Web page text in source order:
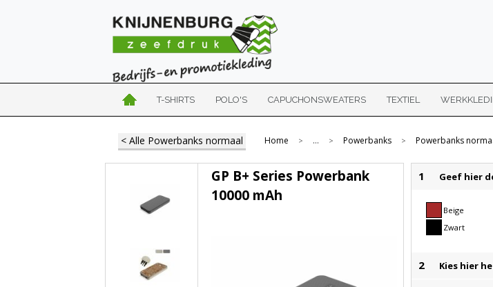
T-SHIRTS POLO'S CAPUCHONSWEATERS TEXTIEL
< Alle Powerbanks normaal Home > ... > Powerbanks > Powerbanks
1 Geef hier
Beige
Zwart
2 Kies hier
GP B+ Series Powerbank
10000 mAh